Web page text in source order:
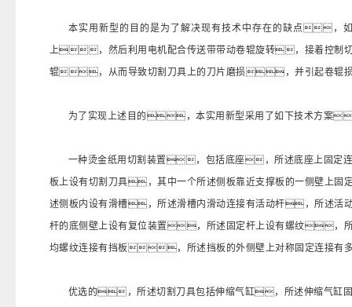
本实用新型的目的是为了解决现有技术中存在的缺点
上，然后利用电机配合传送带带动卷辊旋转，接着控
辊，从而导致切割刀具上的刀片磨损，并引起卷
为了实现上述目的，本实用新型采用了如下技术方案
一种烫金纸用切割装置，包括底座，所述底座上固定
板上设有切割刀具，其中一个所述侧板靠近支撑板的一侧壁
述侧板内设有滑槽，所述滑槽内滑动连接有活动杆，所述活
杆的底侧壁上设有复位装置，所述固定杆上设有螺纹，
均螺纹连接有挡板，所述挡板的外侧壁上对称固定连接
优选的，所述切割刀具包括伸缩气缸，所述伸缩气缸